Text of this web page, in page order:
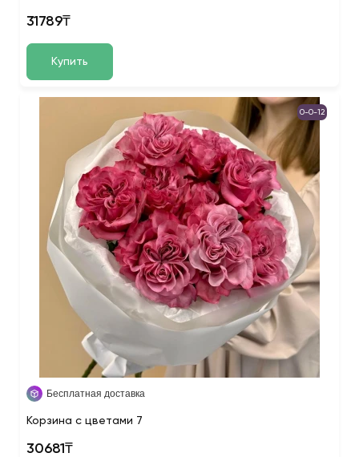
31789₸
Купить
0-0-12
Бесплатная доставка
Корзина с цветами 7
30681₸